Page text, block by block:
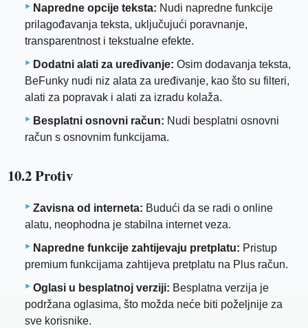
Napredne opcije teksta: Nudi napredne funkcije
prilagođavanja teksta, uključujući poravnanje,
transparentnost i tekstualne efekte.
Dodatni alati za uređivanje: Osim dodavanja teksta,
BeFunky nudi niz alata za uređivanje, kao što su filteri,
alati za popravak i alati za izradu kolaža.
Besplatni osnovni račun: Nudi besplatni osnovni
račun s osnovnim funkcijama.
10.2 Protiv
Zavisna od interneta: Budući da se radi o online
alatu, neophodna je stabilna internet veza.
Napredne funkcije zahtijevaju pretplatu: Pristup
premium funkcijama zahtijeva pretplatu na Plus račun.
Oglasi u besplatnoj verziji: Besplatna verzija je
podržana oglasima, što možda neće biti poželjnije za
sve korisnike.